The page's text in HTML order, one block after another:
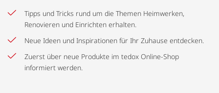
Tipps und Tricks rund um die Themen Heimwerken,
Renovieren und Einrichten erhalten.
Neue Ideen und Inspirationen für Ihr Zuhause entdecken.
Zuerst über neue Produkte im tedox Online-Shop
informiert werden.